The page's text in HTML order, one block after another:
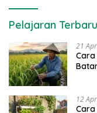
Pelajaran Terbaru
21
Cara
12
Cara